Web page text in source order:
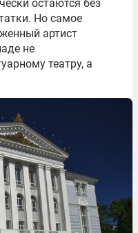
остаются без
Но самое
артист
не
театру, а